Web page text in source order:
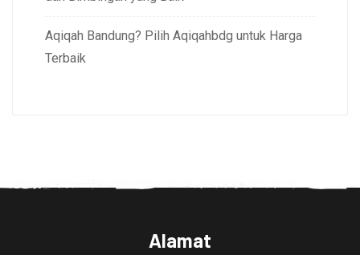
Aqiqah Bandung? Pilih Aqiqahbdg untuk Harga
Terbaik
Alamat